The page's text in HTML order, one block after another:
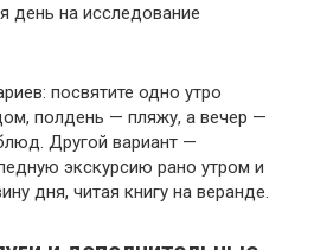
день на исследование
посвятите одно утро
полдень — пляжу, а вечер —
Другой вариант —
экскурсию рано утром и
дня, читая книгу на веранде.